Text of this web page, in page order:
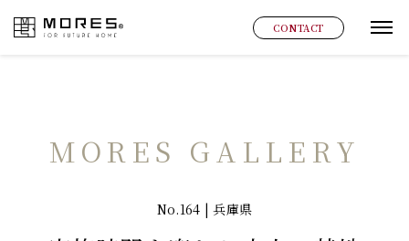
MORES CONTACT グ
MORES GALLERY
No.164 | 兵庫県